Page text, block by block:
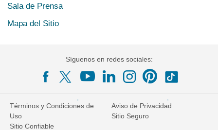
Sala de Prensa
Mapa del Sitio
Síguenos en redes sociales:
Términos y Condiciones de
Uso
Aviso de Privacidad
Sitio Seguro
Sitio Confiable